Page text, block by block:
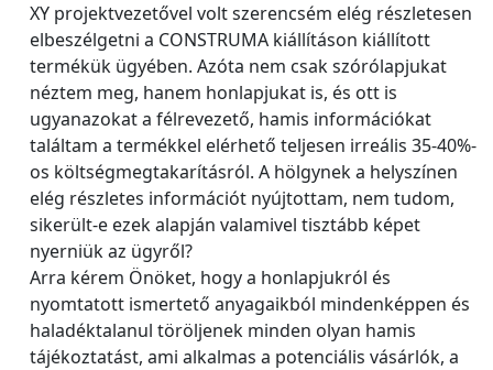
XY projektvezetővel volt szerencsém elég részletesen
elbeszélgetni a CONSTRUMA kiállításon kiállított
termékük ügyében. Azóta nem csak szórólapjukat
néztem meg, hanem honlapjukat is, és ott is
ugyanazokat a félrevezető, hamis információkat
találtam a termékkel elérhető teljesen irreális 35-40%-
os költségmegtakarításról. A hölgynek a helyszínen
elég részletes információt nyújtottam, nem tudom,
sikerült-e ezek alapján valamivel tisztább képet
nyerniük az ügyről?
Arra kérem Önöket, hogy a honlapjukról és
nyomtatott ismertető anyagaikból mindenképpen és
haladéktalanul töröljenek minden olyan hamis
tájékoztatást, ami alkalmas a potenciális vásárlók, a